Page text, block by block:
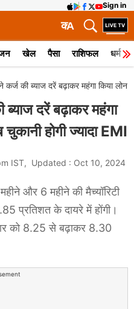
Sign in
A
क
खेल पैसा राशिफल धर्म
की ब्याज दरें बढ़ाकर महंगा किया लोन,
दरें बढ़ाकर महंगा
होगी ज्यादा EMI
IST, Updated : Oct 10, 2024
और 6 महीने की मैच्यॉरिटी
प्रतिशत के दायरे में होंगी।
को 8.25 से बढ़ाकर 8.30